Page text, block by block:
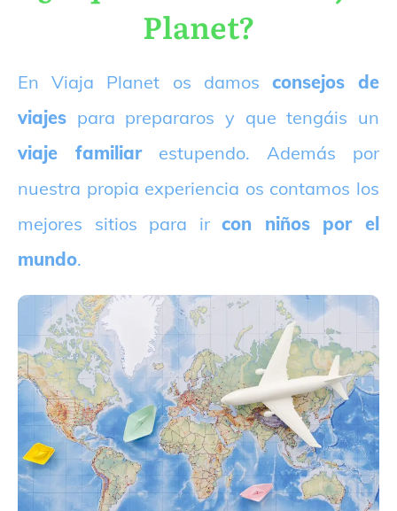
Planet?
En Viaja Planet os damos consejos de
viajes para prepararos y que tengáis un
viaje familiarestupendo. Además por
nuestra propia experiencia os contamos los
mejores sitios para ircon niños por el
mundo.